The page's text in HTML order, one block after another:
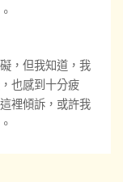
，但我知道，我
也感到十分疲
裡傾訴，或許我